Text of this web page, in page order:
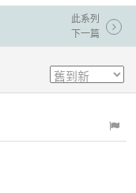
此系列
下一篇